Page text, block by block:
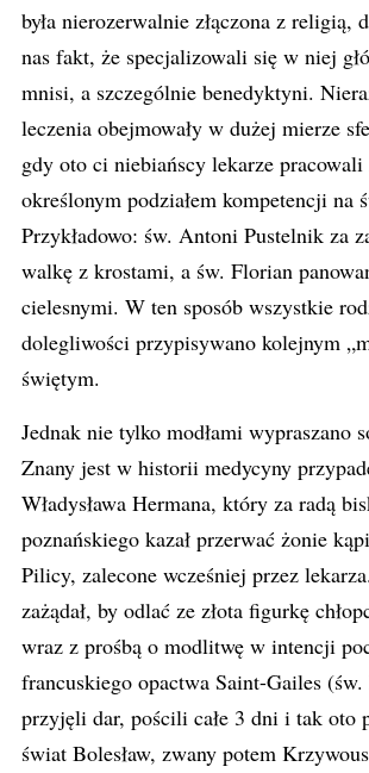
była nierozerwalnie złączona z religią,
nas fakt, że specjalizowali się w niej
mnisi, a szczególnie benedyktyni.
leczenia obejmowały w dużej mierze
gdy oto ci niebiańscy lekarze pracowali
określonym podziałem kompetencji na
Przykładowo: św. Antoni Pustelnik za
walkę z krostami, a św. Florian
cielesnymi. W ten sposób wszystkie
dolegliwości przypisywano kolejnym
świętym.
Jednak nie tylko modłami wypraszano
Znany jest w historii medycyny
Władysława Hermana, który za radą
poznańskiego kazał przerwać żonie
Pilicy, zalecone wcześniej przez
zażądał, by odlać ze złota figurkę
wraz z prośbą o modlitwę w intencji
francuskiego opactwa Saint-Gailes
przyjęli dar, pościli całe 3 dni i tak oto
świat Bolesław, zwany potem